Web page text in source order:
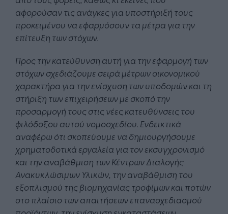
αφορούσαν τις ανάγκες για υποστήριξή τους
προκειμένου να εφαρμόσουν τα μέτρα για την
επίτευξη των στόχων.
Προς την κατεύθυνση αυτή για την εφαρμογή των
στόχων σχεδιάζουμε σειρά μέτρων οικονομικού
χαρακτήρα για την ενίσχυση των υποδομών και τη
στήριξη των επιχειρήσεων με σκοπό την
προσαρμογή τους στις νέες κατευθύνσεις του
φιλόδοξου αυτού νομοσχεδίου. Ενδεικτικά
αναφέρω ότι σκοπεύουμε να δημιουργήσουμε
χρηματοδοτικά εργαλεία για τον εκσυγχρονισμό
και την αναβάθμιση των Κέντρων Διαλογής
Ανακυκλώσιμων Υλικών, την αναβάθμιση του
εξοπλισμού της βιομηχανίας τροφίμων και ποτών
στο πλαίσιο των απαιτήσεων επανασχεδιασμού